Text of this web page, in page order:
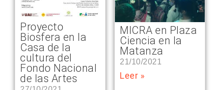
Proyecto
Biosfera en la
Casa de la
cultura del
Fondo Nacional
de las Artes
MICRA en Plaza
Ciencia en la
Matanza
21/10/2021
Leer »